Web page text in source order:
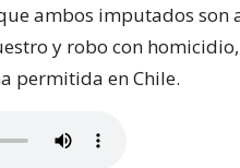
ambos imputados son
y robo con
permitida en Chile.